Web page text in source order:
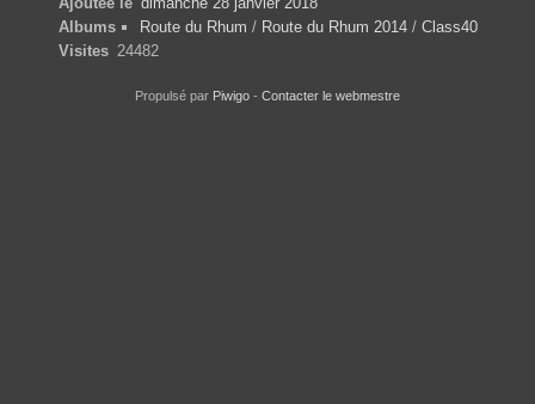
Albums
Route du Rhum / Route du Rhum 2014/ Class40
Visites 24482
Propulsé par Piwigo - Contacter le webmestre